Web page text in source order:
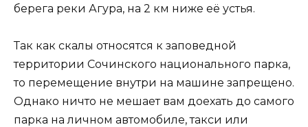
берега реки Агура, на 2 км ниже её устья.
Так как скалы относятся к заповедной
территории Сочинского национального парка,
то перемещение внутри на машине запрещено.
Однако ничто не мешает вам доехать до самого
парка на личном автомобиле, такси или